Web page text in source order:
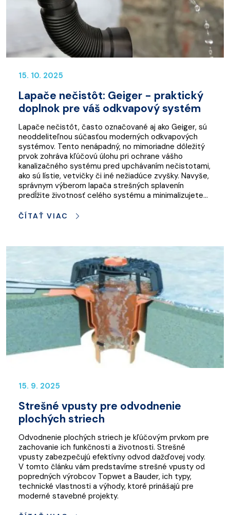
15. 10. 2025
Lapače nečistôt: Geiger - praktický
doplnok pre váš odkvapový systém
Lapače nečistôt, často označované aj ako Geiger, sú
neoddeliteľnou súčasťou moderných odkvapových
systémov. Tento nenápadný, no mimoriadne dôležitý
prvok zohráva kľúčovú úlohu pri ochrane vášho
kanalizačného systému pred upchávaním nečistotami,
ako sú lístie, vetvičky či iné nežiadúce zvyšky. Navyše,
správnym výberom lapača strešných splavenín
predĺžite životnosť celého systému a minimalizujete…
ČÍTAŤ VIAC
15. 9. 2025
Strešné vpusty pre odvodnenie
plochých striech
Odvodnenie plochých striech je kľúčovým prvkom pre
zachovanie ich funkčnosti a životnosti. Strešné
vpusty zabezpečujú efektívny odvod dažďovej vody.
V tomto článku vám predstavíme strešné vpusty od
popredných výrobcov Topwet a Bauder, ich typy,
technické vlastnosti a výhody, ktoré prinášajú pre
moderné stavebné projekty.